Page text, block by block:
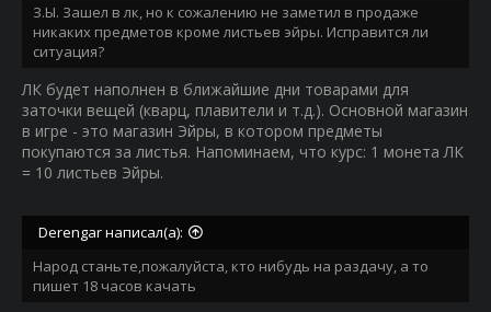
З.Ы. Зашел в лк, но к сожалению не заметил в продаже
никаких предметов кроме листьев эйры. Исправится ли
ситуация?
ЛК будет наполнен в ближайшие дни товарами для
заточки вещей (кварц, плавители и т.д.). Основной магазин
в игре - это магазин Эйры, в котором предметы
покупаются за листья. Напоминаем, что курс: 1 монета ЛК
= 10 листьев Эйры.
Derengar написал(а):
Народ станьте,пожалуйста, кто нибудь на раздачу, а то
пишет 18 часов качать